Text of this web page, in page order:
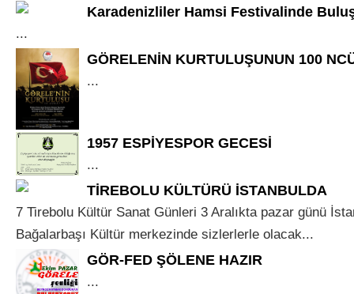
Karadenizliler Hamsi Festivalinde
...
GÖRELENİN KURTULUŞUNUN 100
...
1957 ESPİYESPOR GECESİ
...
TİREBOLU KÜLTÜRÜ İSTANBULDA
7 Tirebolu Kültür Sanat Günleri 3 Aralıkta pazar günü
Bağalarbaşı Kültür merkezinde sizlerlerle olacak...
GÖR-FED ŞÖLENE HAZIR
...